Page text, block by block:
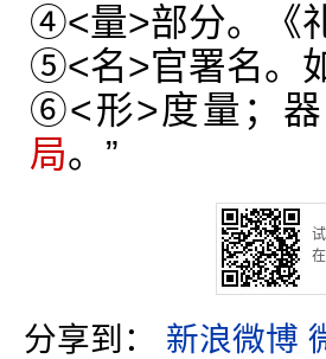
④<量>部分。《
⑤<名>官署名。
⑥<形>度量；器
局。”
分享到： 新浪微博